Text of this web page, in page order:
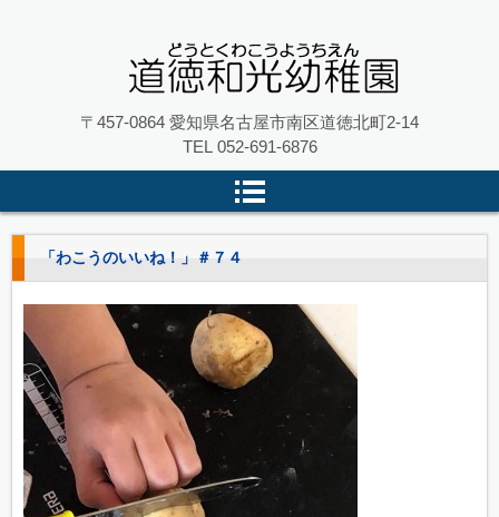
名古屋市南区の 道徳和光幼稚園
〒457-0864 愛知県名古屋市南区道徳北町2-14
TEL 052-691-6876
「わこうのいいね！」＃７４